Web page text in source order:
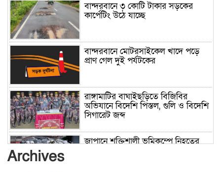
বান্দরবানে ৩ কোটি টাকার সড়কের
কার্পেটিং উঠে যাচ্ছে
বান্দরবানে মোটরসাইকেল খাদে পড়ে
প্রাণ গেল দুই পর্যটকের
রাঙ্গামাটির বাঘাইছড়িতে বিজিবির
অভিযানে বিদেশি পিস্তল, গুলি ও বিদেশি
সিগারেট জব্দ
জাপানে শক্তিশালী ভূমিকম্পে নিহতের
Archives